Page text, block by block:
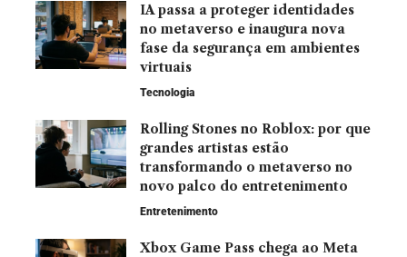
IA passa a proteger identidades
no metaverso e inaugura nova
fase da segurança em ambientes
virtuais
Tecnologia
Rolling Stones no Roblox: por que
grandes artistas estão
transformando o metaverso no
novo palco do entretenimento
Entretenimento
Xbox Game Pass chega ao Meta